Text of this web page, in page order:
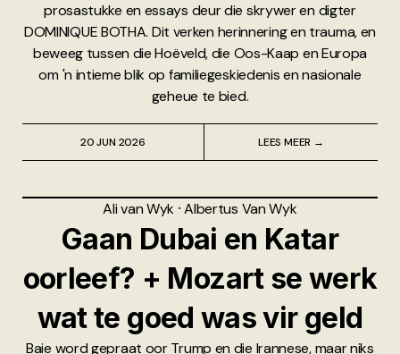
prosastukke en essays deur die skrywer en digter
DOMINIQUE BOTHA. Dit verken herinnering en trauma, en
beweeg tussen die Hoëveld, die Oos-Kaap en Europa
om 'n intieme blik op familiegeskiedenis en nasionale
geheue te bied.
20 JUN 2026 LEES MEER →
Ali van Wyk ⸱Albertus Van Wyk
Gaan Dubai en Katar
oorleef? + Mozart se werk
wat te goed was vir geld
Baie word gepraat oor Trump en die Irannese, maar niks